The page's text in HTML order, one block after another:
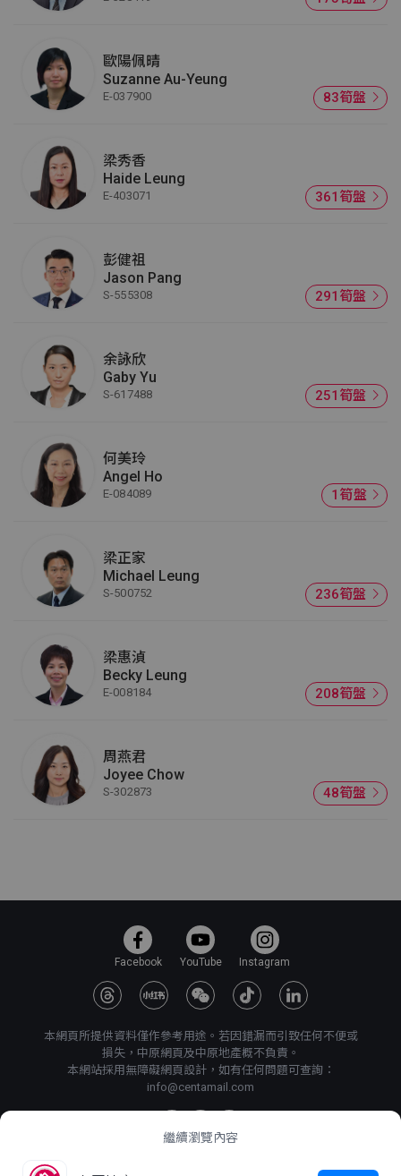
歐陽佩晴
Suzanne Au-Yeung
E-037900 83筍盤
梁秀香
Haide Leung
E-403071 361筍盤
彭健祖
Jason Pang
S-555308 291筍盤
余詠欣
Gaby Yu
S-617488 251筍盤
何美玲
Angel Ho
E-084089 1筍盤
梁正家
Michael Leung
S-500752 236筍盤
梁惠湞
Becky Leung
E-008184 208筍盤
周燕君
Joyee Chow
S-302873 48筍盤
繼續瀏覽內容
Facebook YouTube Instagram
本網頁所提供資料僅作參考用途。若因錯漏而引致任何不便或
損失，中原網頁及中原地產概不負責。
本網站採用無障礙網頁設計，如有任何問題可查詢：
info@centamail.com